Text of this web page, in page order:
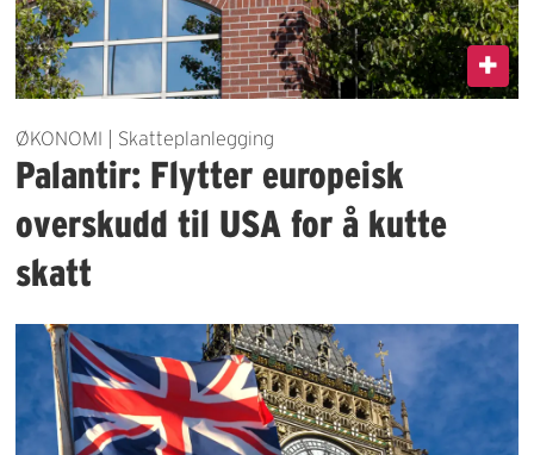
ØKONOMI | Skatteplanlegging
Palantir: Flytter europeisk
overskudd til USA for å kutte
skatt